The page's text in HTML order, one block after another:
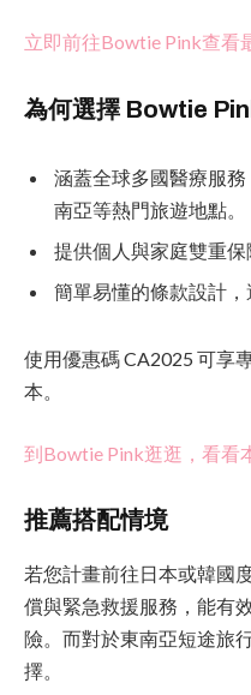
立即前往Bowtie Pink查看
為何選擇 Bowtie
涵蓋全球多國醫療服
南亞等熱門旅遊地點。
提供個人與家庭雙重保
簡單易懂的條款設計，
使用優惠碼 CA2025 可享
本。
到Bowtie Pink逛逛，看看
推薦搭配情境
若您計畫前往日本或韓國
償與緊急救援服務，能有
險。而對於東南亞短途旅
擇。